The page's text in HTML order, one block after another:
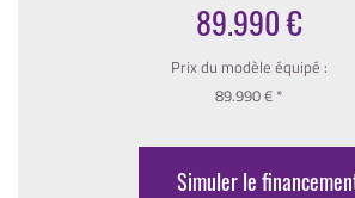
89.990 €
Prix du modèle équipé :
89.990 € *
Simuler le